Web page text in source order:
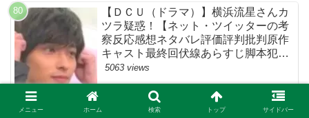
【ＤＣＵ（ドラマ）】横浜流星さんカ
ツラ疑惑！【ネット・ツイッターの考
察反応感想ネタバレ評価評判批判原作
キャスト最終回伏線あらすじ脚本犯人
黒幕まとめ・着飾る恋には理由があっ
て・ウィッグ】
5063 views
【着飾る恋には理由があって】「冷蔵
メニュー ホーム 検索 トップ サイドバー